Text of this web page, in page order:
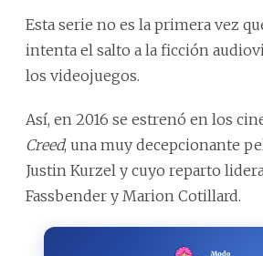
Esta serie no es la primera vez
intenta el salto a la ficción
los videojuegos.
Así, en 2016 se estrenó en los
Creed, una muy decepcionante
Justin Kurzel y cuyo reparto
Fassbender y Marion Cotillard.